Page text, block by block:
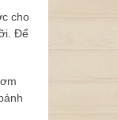
cho
Để